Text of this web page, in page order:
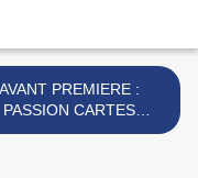
AVANT PREMIERE :
PASSION CARTES
CREATIVES N°22 >